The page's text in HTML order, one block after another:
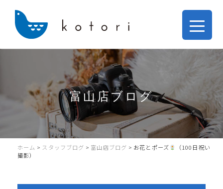
富山店ブログ
ホーム > スタッフブログ > 富山店ブログ > お花とポーズ
（100日祝い
撮影）